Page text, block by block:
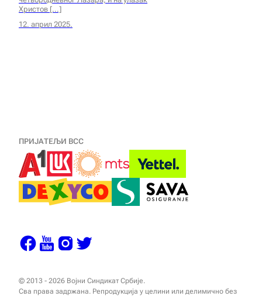
Христов
12. април 2025.
ПРИЈАТЕЉИ ВСС
© 2013 - 2026 Војни Синдикат Србије.
Сва права задржана. Репродукција у целини или делимично без